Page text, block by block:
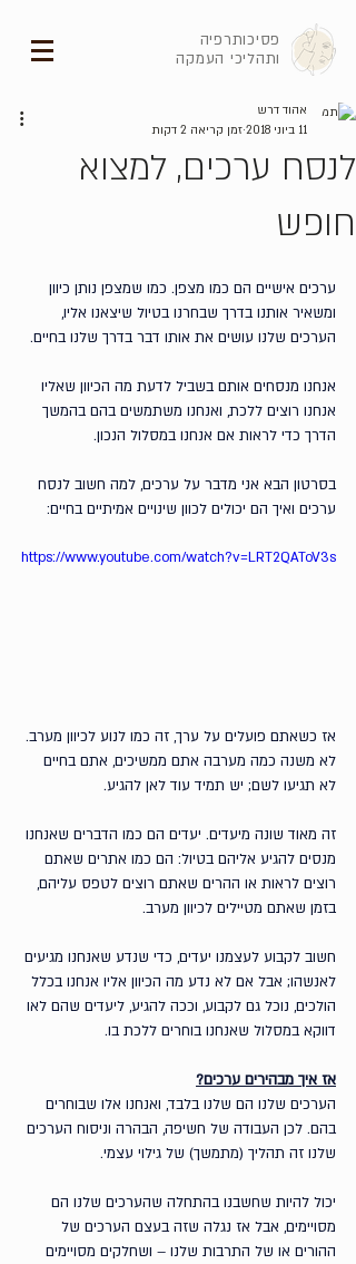
פסיכותרפיה
ותהליכי העמקה
לנסח ערכים, למצוא
חופש
אהוד דרש
11 ביוני 2018
זמן קריאה 2 דקות
ערכים אישיים הם כמו מצפן. כמו שמצפן נותן כיוון
ומשאיר אותנו בדרך שבחרנו בטיול שיצאנו אליו,
הערכים שלנו עושים את אותו דבר בדרך שלנו בחיים.
אנחנו מנסחים אותם בשביל לדעת מה הכיוון שאליו
אנחנו רוצים ללכת, ואנחנו משתמשים בהם בהמשך
הדרך כדי לראות אם אנחנו במסלול הנכון.
בסרטון הבא אני מדבר על ערכים, למה חשוב לנסח
ערכים ואיך הם יכולים לכוון שינויים אמיתיים בחיים:
https://www.youtube.com/watch?v=LRT2QAToV3s
אז כשאתם פועלים על ערך, זה כמו לנוע לכיוון מערב.
לא משנה כמה מערבה אתם ממשיכים, אתם בחיים
לא תגיעו לשם; יש תמיד עוד לאן להגיע.
זה מאוד שונה מיעדים. יעדים הם כמו הדברים שאנחנו
מנסים להגיע אליהם בטיול: הם כמו אתרים שאתם
רוצים לראות או ההרים שאתם רוצים לטפס עליהם,
בזמן שאתם מטיילים לכיוון מערב.
חשוב לקבוע לעצמנו יעדים, כדי שנדע שאנחנו מגיעים
לאנשהו; אבל אם לא נדע מה הכיוון אליו אנחנו בכלל
הולכים, נוכל גם לקבוע, וככה להגיע, ליעדים שהם לאו
דווקא במסלול שאנחנו בוחרים ללכת בו.
אז איך מבהירים ערכים?
הערכים שלנו הם שלנו בלבד, ואנחנו אלו שבוחרים
בהם. לכן העבודה של חשיפה, הבהרה וניסוח הערכים
שלנו זה תהליך (מתמשך) של גילוי עצמי.
יכול להיות שחשבנו בהתחלה שהערכים שלנו הם
מסויימים, אבל אז נגלה שזה בעצם הערכים של
ההורים או של התרבות שלנו – ושחלקים מסויימים